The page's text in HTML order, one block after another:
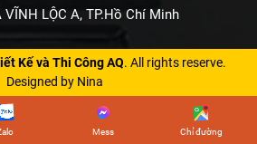
VĨNH LỘC A, TP.Hồ Chí Minh
Kế và Thi Công AQ. All rights reserve.
Designed by Nina
Mess Chỉ đường